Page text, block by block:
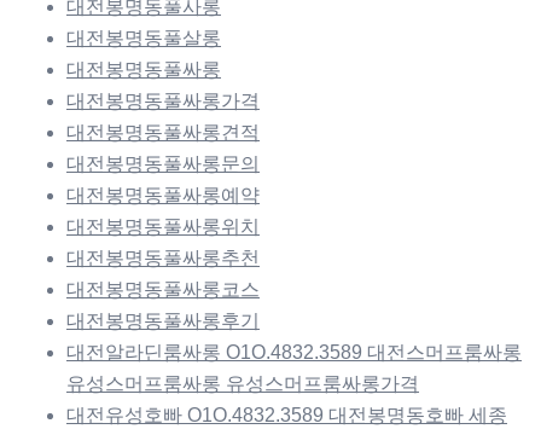
대전봉명동풀사롱
대전봉명동풀살롱
대전봉명동풀싸롱
대전봉명동풀싸롱가격
대전봉명동풀싸롱견적
대전봉명동풀싸롱문의
대전봉명동풀싸롱예약
대전봉명동풀싸롱위치
대전봉명동풀싸롱추천
대전봉명동풀싸롱코스
대전봉명동풀싸롱후기
대전알라딘룸싸롱 O1O.4832.3589 대전스머프룸싸롱
유성스머프룸싸롱 유성스머프룸싸롱가격
대전유성호빠 O1O.4832.3589 대전봉명동호빠 세종